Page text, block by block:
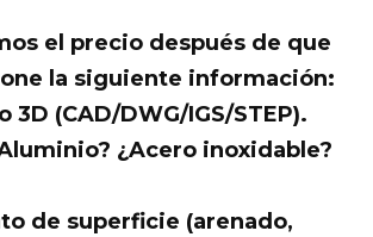
el precio después de que
la siguiente información:
3D (CAD/DWG/IGS/STEP).
¿Acero inoxidable?
de superficie (arenado,